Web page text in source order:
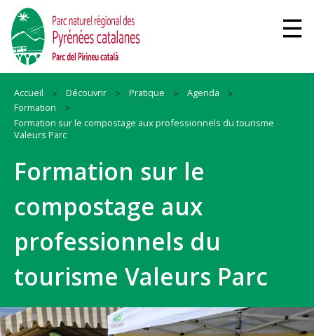
Accueil Découvrir Pratique
Agenda
Formation
Formation sur le compostage aux professionnels du tourisme
Valeurs Parc
Formation sur le
compostage aux
professionnels du
tourisme Valeurs Parc